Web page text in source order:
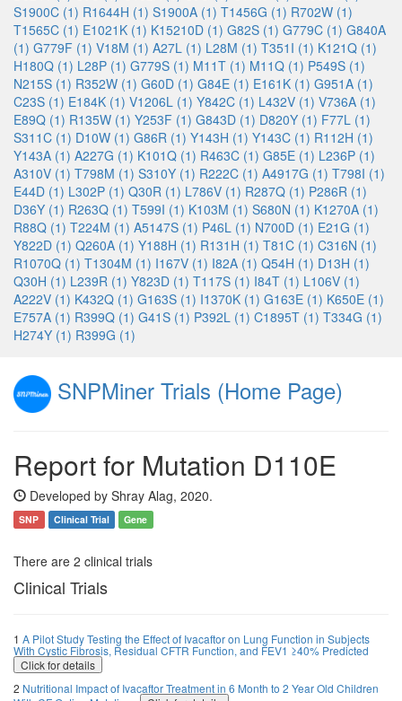
S1900C (1) R1644H (1) S1900A (1) T1456G (1) R702W (1)
T1565C (1) E1021K (1) K15210D (1) G82S (1) G779C (1) G840A
(1) G779F (1) V18M (1) A27L (1) L28M (1) T351I (1) K121Q (1)
H180Q (1) L28P (1) G779S (1) M11T (1) M11Q (1) P549S (1)
N215S (1) R352W (1) G60D (1) G84E (1) E161K (1) G951A (1)
C23S (1) E184K (1) V1206L (1) Y842C (1) L432V (1) V736A (1)
E89Q (1) R135W (1) Y253F (1) G843D (1) D820Y (1) F77L (1)
S311C (1) D10W (1) G86R (1) Y143H (1) Y143C (1) R112H (1)
Y143A (1) A227G (1) K101Q (1) R463C (1) G85E (1) L236P (1)
A310V (1) T798M (1) S310Y (1) R222C (1) A4917G (1) T798I (1)
E44D (1) L302P (1) Q30R (1) L786V (1) R287Q (1) P286R (1)
D36Y (1) R263Q (1) T599I (1) K103M (1) S680N (1) K1270A (1)
R88Q (1) T224M (1) A5147S (1) P46L (1) N700D (1) E21G (1)
Y822D (1) Q260A (1) Y188H (1) R131H (1) T81C (1) C316N (1)
R1070Q (1) T1304M (1) I167V (1) I82A (1) Q54H (1) D13H (1)
Q30H (1) L239R (1) Y823D (1) T117S (1) I84T (1) L106V (1)
A222V (1) K432Q (1) G163S (1) I1370K (1) G163E (1) K650E (1)
E757A (1) R399Q (1) G41S (1) P392L (1) C1895T (1) T334G (1)
H274Y (1) R399G (1)
SNPMiner Trials (Home Page)
Report for Mutation D110E
Developed by Shray Alag, 2020.
SNP Clinical Trial Gene
There are 2 clinical trials
Clinical Trials
1 A Pilot Study Testing the Effect of Ivacaftor on Lung Function in Subjects
With Cystic Fibrosis, Residual CFTR Function, and FEV1 ≥40% Predicted
Click for details
2 Nutritional Impact of Ivacaftor Treatment in 6 Month to 2 Year Old Children